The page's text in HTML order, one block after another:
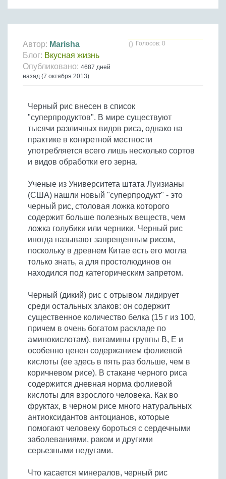
Из яиц и другие
Сладкие супы
Отварное мясо
Запеченное мясо
Тушеное мясо
Из мясного фарша
Из субпродуктов
Запеченная рыба
Тушеная рыба
Из рыбного фарша
Суши и роллы
Отварная птица
Запеченная птица
Из субпродуктов птицы
Овощи
Все овощи
Жареные овощи
Отварные овощи
Запеченные овощи
Выпечка
Вся выпечка
Торты и пирожные
Кексы и маффины
Печенье и булочки
Блины и оладьи
Соусы
Соусы к мясу
Соусы к рыбе
Соусы к овощам
Другие соусы
Все напитки
Алкогольные напитки
Безалкогольные напитки
Заготовки
Все заготовки
Ягоды и фрукты
Овощи
Другие заготовки
Десерты
Конфеты и сладости
Десерты
Ещё...
Молочные продукты
Пельмени, вареники
Макароны
Грибы
Бобовые
Крупы
Автор: Marisha
Блог: Вкусная жизнь
Опубликовано: 4687 дней
назад (7 октября 2013)
0 Голосов: 0
Черный рис внесен в список
"суперпродуктов". В мире существуют
тысячи различных видов риса, однако на
практике в конкретной местности
употребляется всего лишь несколько сортов
и видов обработки его зерна.
Ученые из Университета штата Луизианы
(США) нашли новый "суперпродукт" - это
черный рис, столовая ложка которого
содержит больше полезных веществ, чем
ложка голубики или черники. Черный рис
иногда называют запрещенным рисом,
поскольку в древнем Китае есть его могла
только знать, а для простолюдинов он
находился под категорическим запретом.
Черный (дикий) рис с отрывом лидирует
среди остальных злаков: он содержит
существенное количество белка (15 г из 100,
причем в очень богатом раскладе по
аминокислотам), витамины группы В, Е и
особенно ценен содержанием фолиевой
кислоты (ее здесь в пять раз больше, чем в
коричневом рисе). В стакане черного риса
содержится дневная норма фолиевой
кислоты для взрослого человека. Как во
фруктах, в черном рисе много натуральных
антиоксидантов антоцианов, которые
помогают человеку бороться с сердечными
заболеваниями, раком и другими
серьезными недугами.
Что касается минералов, черный рис